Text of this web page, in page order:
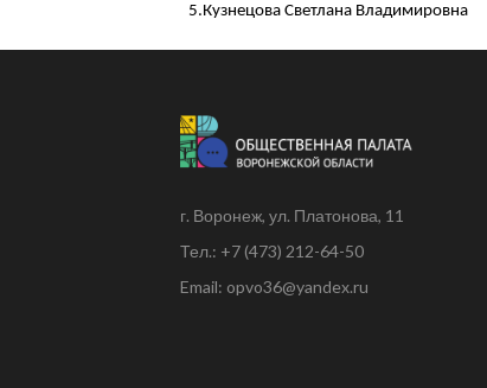
5.Кузнецова Светлана Владимировна
г. Воронеж, ул. Платонова, 11
Тел.: +7 (473) 212-64-50
Email: opvo36@yandex.ru